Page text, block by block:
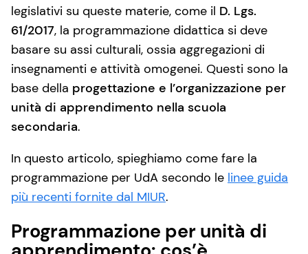
legislativi su queste materie, come il D. Lgs.
61/2017, la programmazione didattica si deve
basare su assi culturali, ossia aggregazioni di
insegnamenti e attività omogenei. Questi sono la
base della progettazione e l’organizzazione per
unità di apprendimento nella scuola
secondaria.
In questo articolo, spieghiamo come fare la
programmazione per UdA secondo le linee guida
più recenti fornite dal MIUR.
Programmazione per unità di